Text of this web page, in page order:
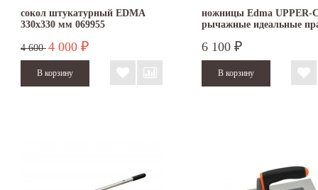
сокол штукатурный EDMA
330х330 мм 069955
4 600 4 000 ₽
ножницы Edma UPPER-
рычажные идеальные
6 100 ₽